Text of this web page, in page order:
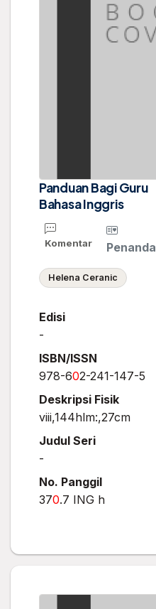
Panduan Bagi Guru
Bahasa Inggris
Komentar Penanda
Helena Ceranic
Edisi
-
ISBN/ISSN
978-602-241-147-5
Deskripsi Fisik
viii,144hlm:,27cm
Judul Seri
-
No. Panggil
370.7 ING h